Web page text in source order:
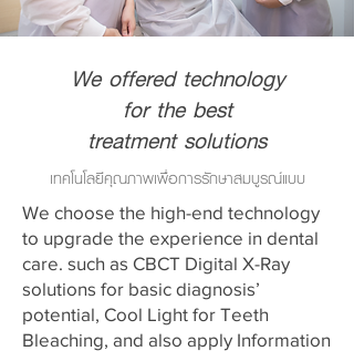
We offered technology
for the best
treatment solutions
เทคโนโลยีคุณภาพเพื่อการรักษาสมบูรณ์แบบ
​We choose the high-end technology
to upgrade the experience in dental
care. such as CBCT Digital X-Ray
solutions for basic diagnosis’
potential, Cool Light for Teeth
Bleaching, and also apply Information